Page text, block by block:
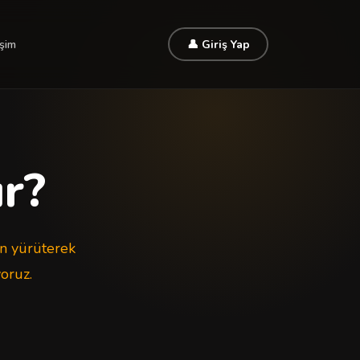
👤 Giriş Yap
yürüterek